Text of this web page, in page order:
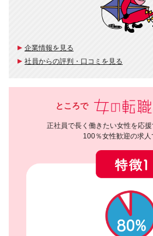
企業情報を見る
社員からの評判・口コミを見る
ところで
正社員で長く働きたい女性を応
100％女性歓迎の求人